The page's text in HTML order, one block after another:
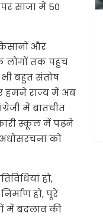
साजा में 50
और
लोगों तक पहुंच
बहुत संतोष
हमने राज्य में अब
में बातचीत
स्कूल में पढ़ने
अधोसंरचना को
हो,
हो, पूरे
में बदलाव की